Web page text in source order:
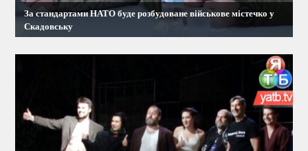
За стандартами НАТО буде розбудоване військове містечко у
Скадовську